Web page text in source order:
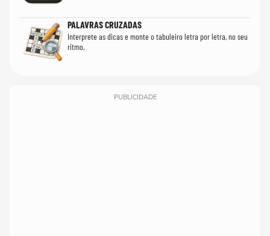
PALAVRAS CRUZADAS
Interprete as dicas e monte o tabuleiro letra por letra, no seu
ritmo.
PUBLICIDADE